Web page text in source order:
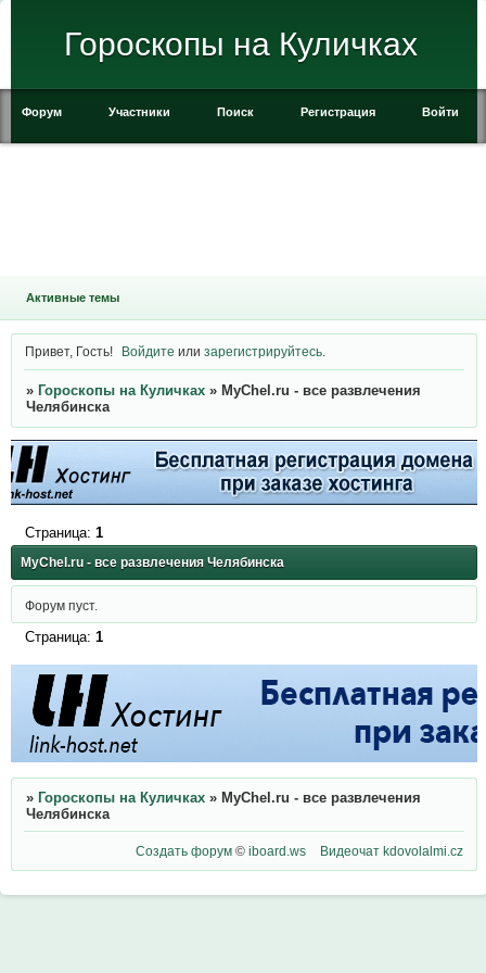
Гороскопы на Куличках
Форум Участники Поиск Регистрация Войти
Активные темы
Привет, Гость! Войдите илизарегистрируйтесь
» Гороскопы на Куличках » MyChel.ru - все развлечения
Челябинска
MyChel.ru - все развлечения Челябинска
Страница: 1
Форум пуст.
Страница: 1
» Гороскопы на Куличках » MyChel.ru - все развлечения
Челябинска
Создать форум ©iboard.ws Видеочат kdovolalmi.cz